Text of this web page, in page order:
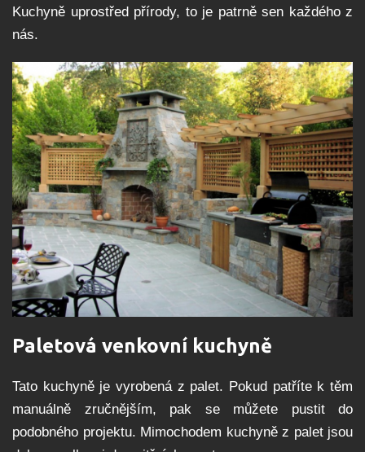
Kuchyně uprostřed přírody, to je patrně sen každého z
nás.
Paletová venkovní kuchyně
Tato kuchyně je vyrobená z palet. Pokud patříte k těm
manuálně zručnějším, pak se můžete pustit do
podobného projektu. Mimochodem kuchyně z palet jsou